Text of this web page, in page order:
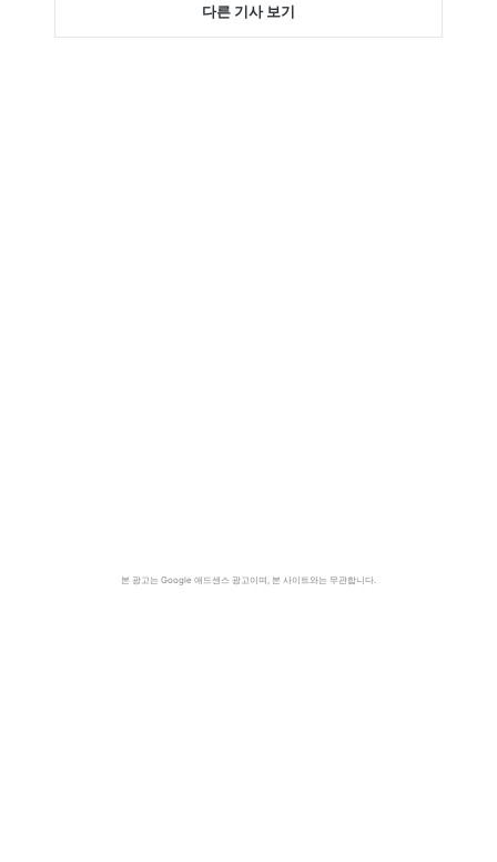
다른 기사 보기
본 광고는 Google 애드센스 광고이며, 본 사이트와는 무관합니다.